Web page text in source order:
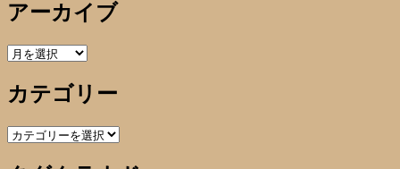
アーカイブ
ア
カ
イ
ブ
カテゴリー
カ